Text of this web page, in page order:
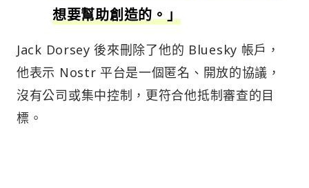
想要幫助創造的。」
Jack Dorsey 後來刪除了他的 Bluesky 帳戶，
他表示 Nostr 平台是一個匿名、開放的協議，
沒有公司或集中控制，更符合他抵制審查的目
標。